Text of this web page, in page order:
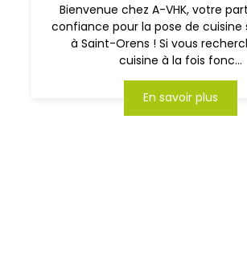
Bienvenue chez A-VHK, votre
confiance pour la pose de cuisine
à Saint-Orens ! Si vous
cuisine à la fois fonc...
En savoir plus